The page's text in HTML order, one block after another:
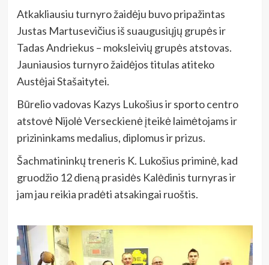
Atkakliausiu turnyro žaidėju buvo pripažintas
Justas Martusevičius iš suaugusiųjų grupės ir
Tadas Andriekus – moksleivių grupės atstovas.
Jauniausios turnyro žaidėjos titulas atiteko
Austėjai Stašaitytei.
Būrelio vadovas Kazys Lukošius ir sporto centro
atstovė Nijolė Verseckienė įteikė laimėtojams ir
prizininkams medalius, diplomus ir prizus.
Šachmatininkų treneris K. Lukošius priminė, kad
gruodžio 12 dieną prasidės Kalėdinis turnyras ir
jam jau reikia pradėti atsakingai ruoštis.